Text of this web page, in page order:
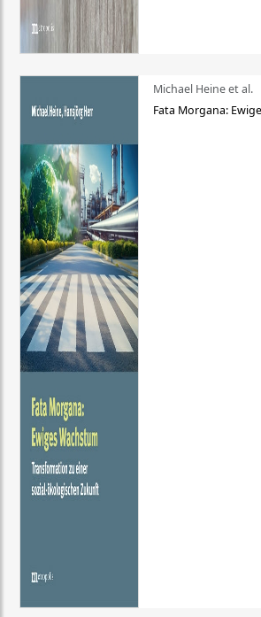
Michael Heine et al.
Fata Morgana: